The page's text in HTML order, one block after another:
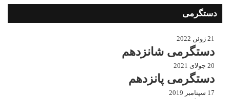
دستگرمی
21 ژوئن 2022
دستگرمی شانزدهم
20 جولای 2021
دستگرمی پانزدهم
17 سپتامبر 2019